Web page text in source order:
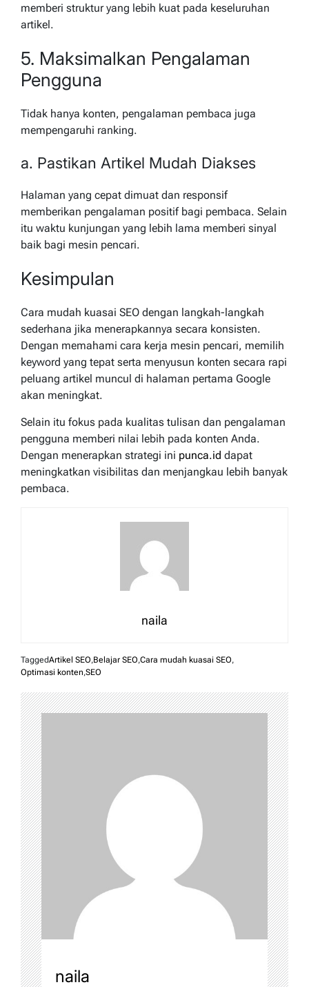
memberi struktur yang lebih kuat pada keseluruhan
artikel.
5. Maksimalkan Pengalaman
Pengguna
Tidak hanya konten, pengalaman pembaca juga
mempengaruhi ranking.
a. Pastikan Artikel Mudah Diakses
Halaman yang cepat dimuat dan responsif
memberikan pengalaman positif bagi pembaca. Selain
itu waktu kunjungan yang lebih lama memberi sinyal
baik bagi mesin pencari.
Kesimpulan
Cara mudah kuasai SEO dengan langkah-langkah
sederhana jika menerapkannya secara konsisten.
Dengan memahami cara kerja mesin pencari, memilih
keyword yang tepat serta menyusun konten secara rapi
peluang artikel muncul di halaman pertama Google
akan meningkat.
Selain itu fokus pada kualitas tulisan dan pengalaman
pengguna memberi nilai lebih pada konten Anda.
Dengan menerapkan strategi ini punca.id dapat
meningkatkan visibilitas dan menjangkau lebih banyak
pembaca.
naila
TaggedArtikel SEO,Belajar SEO,Cara mudah kuasai SEO,
Optimasi konten,SEO
naila